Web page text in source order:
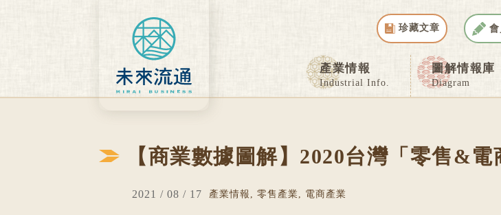
珍藏文章
產業情報
Industrial Info.
圖解情報庫
Diagram
【商業數據圖解】2020台灣「零售&
2021 / 08 / 17 產業情報 零售產業 電商產業